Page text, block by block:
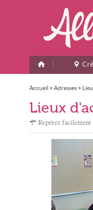
Accueil > Adresses >
Lieux
Repérez